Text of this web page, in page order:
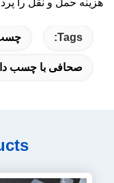
Tags: چسب
صحافی با چسب